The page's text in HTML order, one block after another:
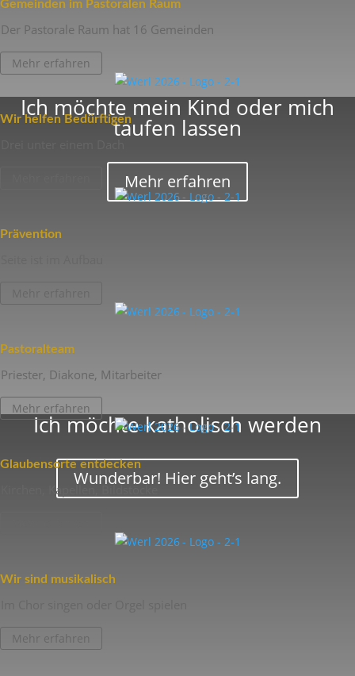
Ich möchte mein Kind oder mich
taufen lassen
Mehr erfahren
Ich möchte katho­lisch werden
Wunderbar! Hier geht’s lang.
Gemeinden im Pasto­ralen Raum
Der Pasto­rale Raum hat 16 Gemeinden
Mehr erfahren
Wir helfen Bedürftigen
Präven­tion
Pasto­ral­team
Priester, Diakone, Mitarbeiter
Mehr erfahren
Glau­ben­s­orte entdecken
Kirchen, Kapellen, Bildstöcke
Wir sind musikalisch
Mehr erfahren